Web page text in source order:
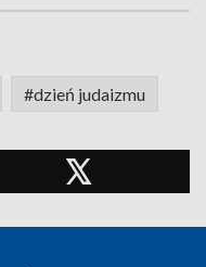
#dzień judaizmu